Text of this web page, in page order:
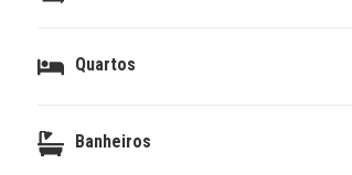
Quartos
Banheiros